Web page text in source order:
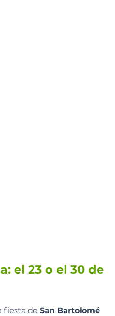
el 23 o el 30 de
fiesta de San Bartolomé